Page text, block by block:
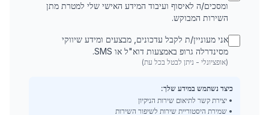
ומסכים/ה לאיסוף ועיבוד המידע האישי שלי למטרת מתן
השירות המבוקש.
אני מעוניין/ת לקבל עדכונים, מבצעים ומידע שיווקי
מסינדרלה גרופ באמצעות דוא"ל או SMS.
(אופציונלי - ניתן לבטל בכל עת)
כיצד נשתמש במידע שלך:
• יצירת קשר לתיאום שירות הניקיון
• שמירת היסטוריית שירות לשיפור השירות